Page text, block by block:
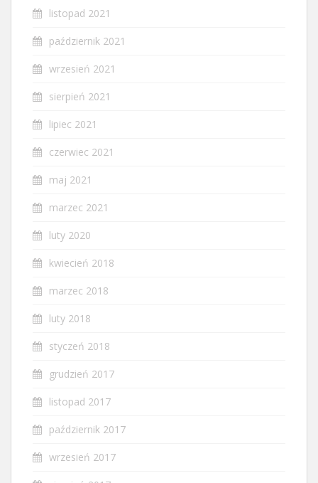
listopad 2021
październik 2021
wrzesień 2021
sierpień 2021
lipiec 2021
czerwiec 2021
maj 2021
marzec 2021
luty 2020
kwiecień 2018
marzec 2018
luty 2018
styczeń 2018
grudzień 2017
listopad 2017
październik 2017
wrzesień 2017